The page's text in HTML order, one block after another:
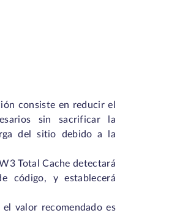
consiste en reducir el
sin sacrificar la
del sitio debido a la
Total Cache detectará
código, y establecerá
valor recomendado es